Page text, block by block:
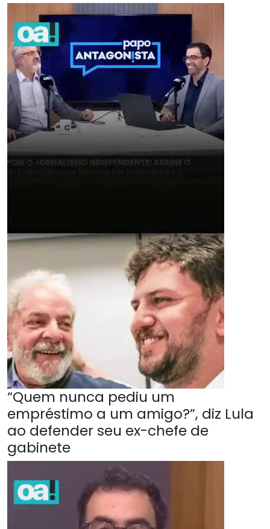
“Quem nunca pediu um
empréstimo a um amigo?”, diz Lula
ao defender seu ex-chefe de
gabinete